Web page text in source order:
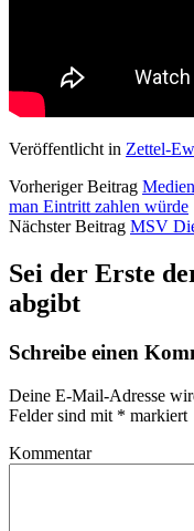
Veröffentlicht in Zettel-
Vorheriger Beitrag
man Eintritt zahlen würde
Nächster Beitrag MSV
Sei der Erste
abgibt
Schreibe einen
Deine E-Mail-Adresse
Felder sind mit * markiert
Kommentar